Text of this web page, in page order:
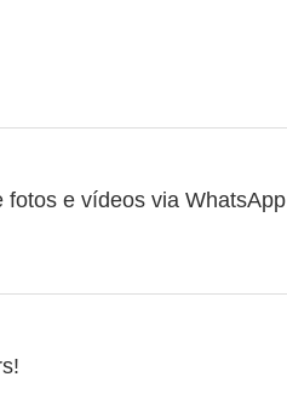
fotos e vídeos via WhatsApp